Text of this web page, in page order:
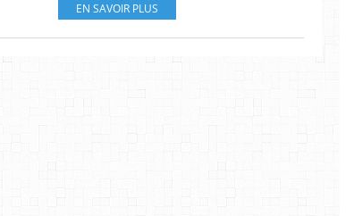
EN SAVOIR PLUS